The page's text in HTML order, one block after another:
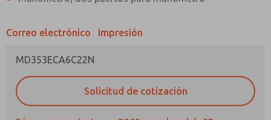
Correo electrónico Impresión
MD353ECA6C22N
Solicitud de cotización
¿Método de Contacto Preferido?
Correo Electrónico
Teléfono